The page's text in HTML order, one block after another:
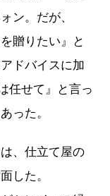
ン。だが、
贈りたい』と
ドバイスに加
任せて』と言っ
った。
、仕立て屋の
した。